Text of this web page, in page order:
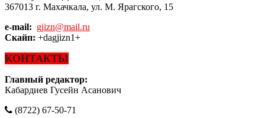
367013 г. Махачкала, ул. М. Ярагского, 15
e-mail: gjizn@mail.ru
Скайп: +dagjizn1+
КОНТАКТЫ
Главный редактор:
Кабардиев Гусейн Асанович
(8722) 67-50-71